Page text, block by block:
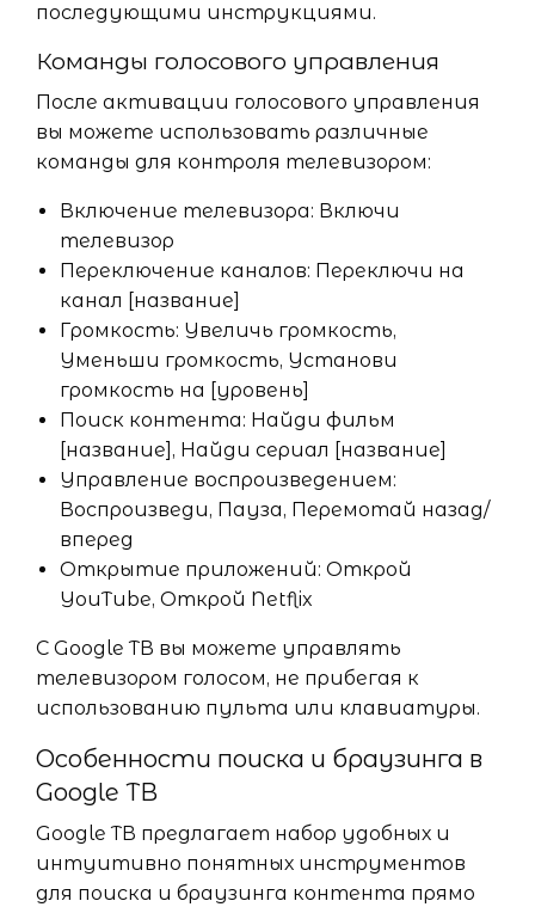
последующими инструкциями.
Команды голосового управления
После активации голосового управления
вы можете использовать различные
команды для контроля телевизором:
Включение телевизора: Включи
телевизор
Переключение каналов: Переключи на
канал [название]
Громкость: Увеличь громкость,
Уменьши громкость, Установи
громкость на [уровень]
Поиск контента: Найди фильм
[название], Найди сериал [название]
Управление воспроизведением:
Воспроизведи, Пауза, Перемотай назад/
вперед
Открытие приложений: Открой
YouTube, Открой Netflix
С Google ТВ вы можете управлять
телевизором голосом, не прибегая к
использованию пульта или клавиатуры.
Особенности поиска и браузинга в
Google ТВ
Google ТВ предлагает набор удобных и
интуитивно понятных инструментов
для поиска и браузинга контента прямо